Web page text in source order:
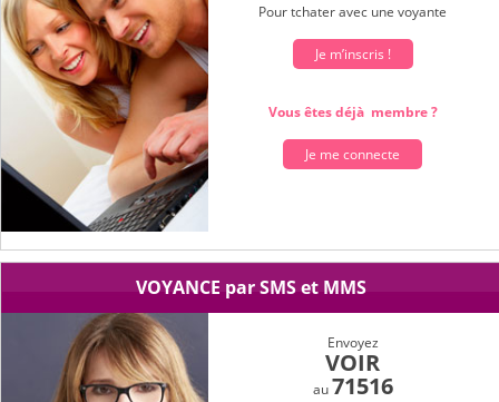
Pour tchater avec une voyante
Je m’inscris !
Vous êtes déjà membre ?
Je me connecte
VOYANCE par SMS et MMS
Envoyez
VOIR
au71516